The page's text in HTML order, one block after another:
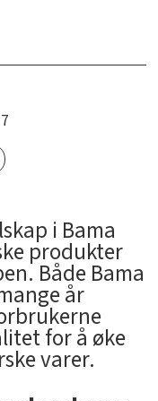
i Bama
produkter
Både Bama
år
for å øke
varer.